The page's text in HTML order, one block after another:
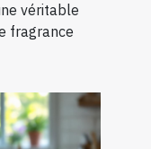
véritable
fragrance